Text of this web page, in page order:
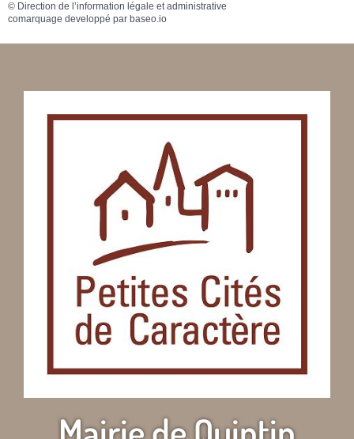
© Direction de l’information légale et administrative
comarquage developpé par baseo.io